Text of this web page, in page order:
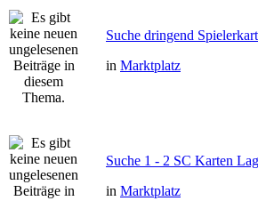
Suche dringend
in Marktplatz
Suche 1 - 2 SC Karten
in Marktplatz